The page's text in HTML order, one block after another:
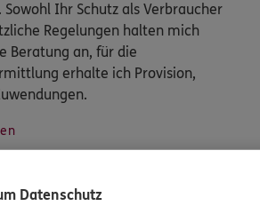
Sowohl Ihr Schutz als Verbraucher
Regelungen halten mich
Beratung an, für die
erhalte ich Provision,
Datenschutz